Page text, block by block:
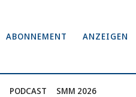
ABONNEMENT ANZEIGEN
PODCAST SMM 2026